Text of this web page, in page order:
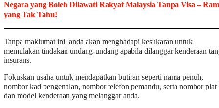
Negara yang Boleh Dilawati Rakyat Malaysia Tanpa Visa –
yang Tak Tahu!
Tanpa maklumat ini, anda akan menghadapi kesukaran untuk
memulakan tindakan undang-undang apabila dilanggar kenderaan
insurans.
Fokuskan usaha untuk mendapatkan butiran seperti nama penuh,
nombor kad pengenalan, nombor telefon pemandu, serta nombor plat
dan model kenderaan yang melanggar anda.